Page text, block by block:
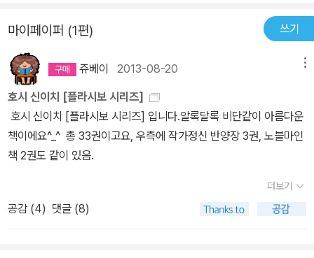
이 등장한 패턴이라 그리 기발하다는 생각이 들지는 않더군요. 워낙
많은 이야기를 쓴 작가라서요. 그것만 빼면 아주 흡족하게 읽었습니
다.우주인이 존재하는가 라는 질문에 지구인도 우주인이라고 답한 것
이 있었지만 아직 우주는 미지의 영역입니다. 지구인 말고 다른 우주
인의 존재도 아직 알 수 없구요. 그런 만큼 상상력을 자극하는 부분이
크기도 하구요. 시공간을 넘나드는 상상력의 발현인 이 책 '한 줌의 미
래' 아주 재밌게 읽었어요.
내던 중 A는 C를 없애고 돈을 B와 둘만 나눠가지면 어떨까 하는 생각
을 하게된다.그리고 둘은 그 생각을 나눈다.이 모의는 경계를 하러나
간 한 명을 빼고 나머지 둘이서 계속해서 진행한다.결국 그들은 서로
가 서로를 죽이려는 생각을 다른 한 사람과 함께 나누는 것이다.아무
도 믿지를 못하고 서로를 끊임없이 의심한다. 그리고 그 서로에 대한
불신 때문에 그들은 끝내 그 계획을 실행하지는 않는다.오히려 그들
은 그것이 자신을 성숙시켰다고 표현한다.다른 소설에 비해서 그 길
이가 퍽 긴편이었다.각 등장인물 A,B,C의 심리가 세밀하게 묘사되어
이익에 대한 지나친 탐욕은 함께 어려움을 겪은 - 그것이 비록 도둑질
일지라도- 동료를 무참히 버릴 생각을 갖게 하고, 끊임없는 의심으로
서로를 믿지 못한다는 것이다.작품의 말미의 해설에 호시 신이치 소
상에 따라 사는 방식도 달라진다는 말이 와 닿았다.인상학이라는 학
문이 있듯이 정말 인상에 따라 삶이 달라진다고 생각한다.40살이 되
면 자신의 얼굴에 책임을 질 수 있어야 한다는 말이 있다.살아 가는 동
안 인상이 자신의 살아온 역사를 증명해 주기 때문이다.이왕이면 한
번 더 웃자라는 각오를 다시금 갖게 했던 내용이다..물론 그 '대흑천'
에게는 불쌍한 내용이었지만..ㅋ'번호를 불러주세요'는 이 세상을 풍
자했다는 느낌이 강했다.정말 세상은 번호가 없으면 안되는 곳이다.
번호를 잘 외우지 못해서 중요한 번호들을 핸드폰에 저장 시켜 놓고
다닌다.혹 나도 주인공처럼 핸드폰을 잃어버리는 상황에 처하고 사지
<?>에 있게 되면 어떻게 행동했을까?문명이 발달한다는 것이 꼭 좋
마이페이퍼 (1편) 쓰기
쥬베이 2013-08-20
호시 신이치 [플라시보 시리즈]
호시 신이치 [플라시보 시리즈] 입니다.알록달록 비단같이 아름다운
책이에요^_^ 총 33권이고요, 우측에 작가정신 반양장 3권, 노블마인
책 2권도 같이 있음.
더보기
공감 (4) 댓글 (8)